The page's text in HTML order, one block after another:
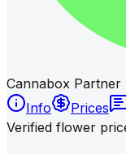
Cannabox Partner
Info
Prices
Verified flower